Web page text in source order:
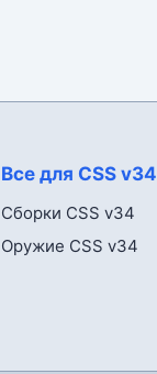
Все для CSS v34
Сборки CSS v34
Оружие CSS v34